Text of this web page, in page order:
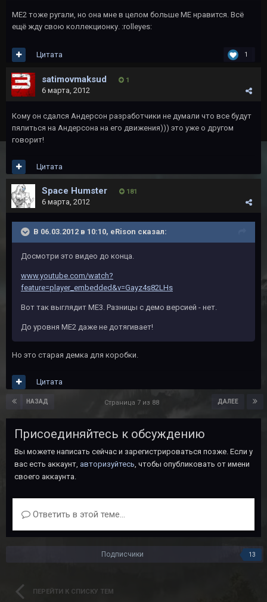
ME2 тоже ругали, но она мне в целом больше ME нравится. Всё
ещё жду свою коллекционку. :rolleyes:
1
Цитата
satimovmaksud 1
6 марта, 2012
Кому он сдался Андерсон разработчики не думали что все будут
пялиться на Андерсона на его движения))) это уже о другом
говорит!
Цитата
Space Humster 181
6 марта, 2012
В 06.03.2012 в 10:10, eRison сказал:
Досмотри это видео до конца.
www.youtube.com/watch?
feature=player_embedded&v=Gayz4s82LHs
Вот так выглядит ME3. Разницы с демо версией - нет.
До уровня ME2 даже не дотягивает!
Но это старая демка для коробки.
Цитата
НАЗАД ДАЛЕЕ
Страница 7 из 88
Присоединяйтесь к обсуждению
Вы можете написать сейчас и зарегистрироваться позже. Если у
вас есть аккаунт, авторизуйтесь, чтобы опубликовать от имени
своего аккаунта.
Ответить в этой теме...
Подписчики 13
ПЕРЕЙТИ К СПИСКУ ТЕМ